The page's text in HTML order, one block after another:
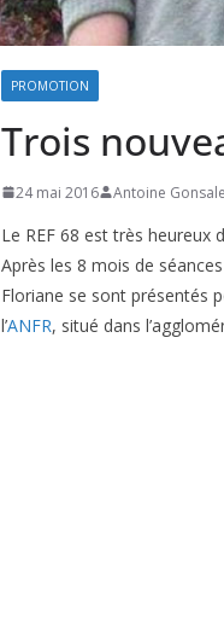
PROMOTION
Trois
24 mai 2016 Antoine
Le REF 68 est très heureux
Après les 8 mois de
Floriane se sont présentés
l’ANFR, situé dans